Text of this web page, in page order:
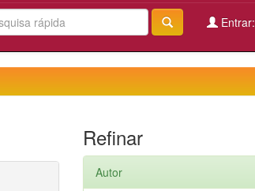
Entrar:
Refinar
Autor